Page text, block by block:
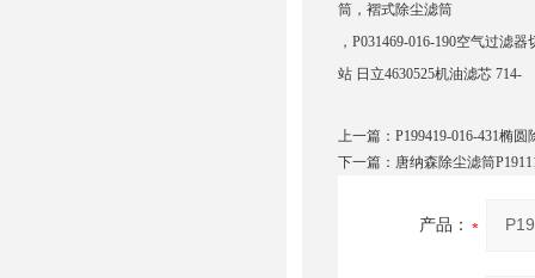
筒，褶式除尘滤筒
，P031469-016-190空气过滤
站 日立4630525机油滤芯 714-
上一篇： P199419-016-431椭圆
下一篇： 唐纳森除尘滤筒
产品：